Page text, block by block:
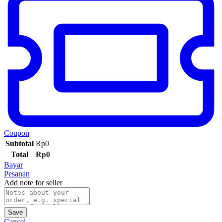
Coupon
Subtotal Rp0
Total
Rp0
Bayar
Pesanan
Add note for seller
Save